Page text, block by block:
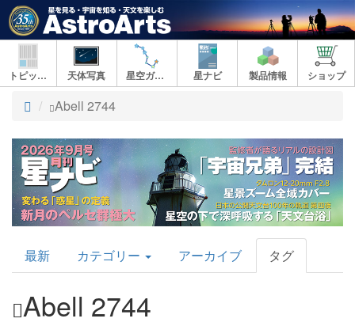
トピックス 天体写真 星空ガイド 星ナビ 製品情報 ショップ
ト
プ
Abell 2744
AstroArts
Topics
最新 カテゴリー アーカイブ タグ
Abell 2744